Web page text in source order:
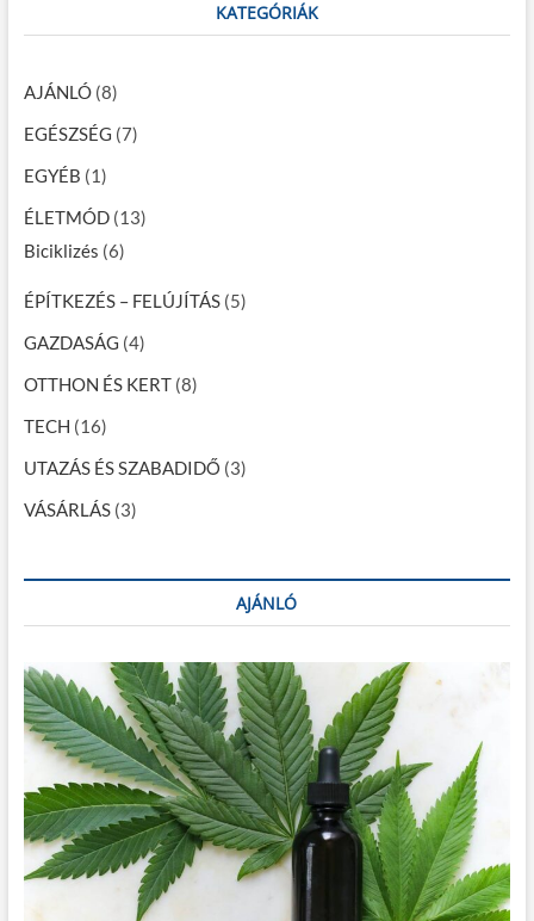
n
v
i
g
á
c
i
ó
h
KATEGÓRIÁK
AJÁNLÓ(8)
EGÉSZSÉG (7)
EGYÉB (1)
ÉLETMÓD(13)
Biciklizés (6)
ÉPÍTKEZÉS – FELÚJÍTÁS(5)
GAZDASÁG (4)
OTTHON ÉS KERT(8)
TECH (16)
UTAZÁS ÉS SZABADIDŐ (3)
VÁSÁRLÁS(3)
AJÁNLÓ